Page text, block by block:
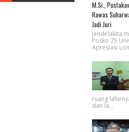
M.Si.,
Rawas
Jadi Juri
Posko 25
Apresiasi
ruang
dan la...